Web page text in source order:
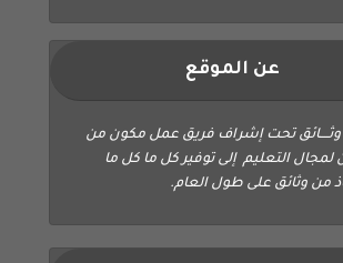
عن الموقع
تحت إشراف فريق عمل مكون من
لمجال التعليم إلى توفير كل ما كل ما
من وثائق على طول العام.